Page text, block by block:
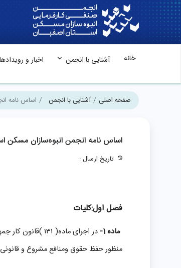
خانه آشنایی با انجمن اخبار و رویدادها
صفحه اصلی آشنایی با انجمن اساس نامه
اساس نامه انجمن انبوه‌سازان مسکن
تاریخ ارسال :
فصل اول:کلیات
ماده 1- در اجرای ماده) ۱۳۱ (قانون کار
منظور حفظ حقوقومنافع مشروع و